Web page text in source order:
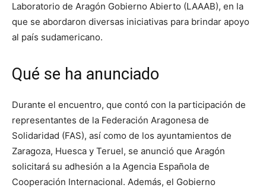
Laboratorio de Aragón Gobierno Abierto (LAAAB), en la
que se abordaron diversas iniciativas para brindar apoyo
al país sudamericano.
Qué se ha anunciado
Durante el encuentro, que contó con la participación de
representantes de la Federación Aragonesa de
Solidaridad (FAS), así como de los ayuntamientos de
Zaragoza, Huesca y Teruel, se anunció que Aragón
solicitará su adhesión a la Agencia Española de
Cooperación Internacional. Además, el Gobierno